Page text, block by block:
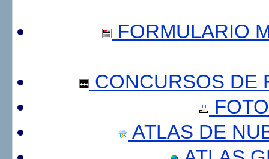
FORMULARIO
CONCURSOS DE
ATLAS DE